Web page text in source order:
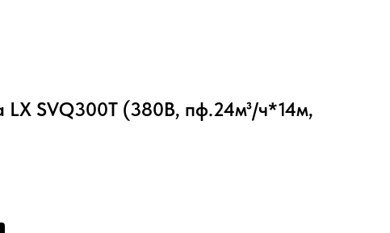
LX SVQ300T (380В, пф.24м³/ч*14м,